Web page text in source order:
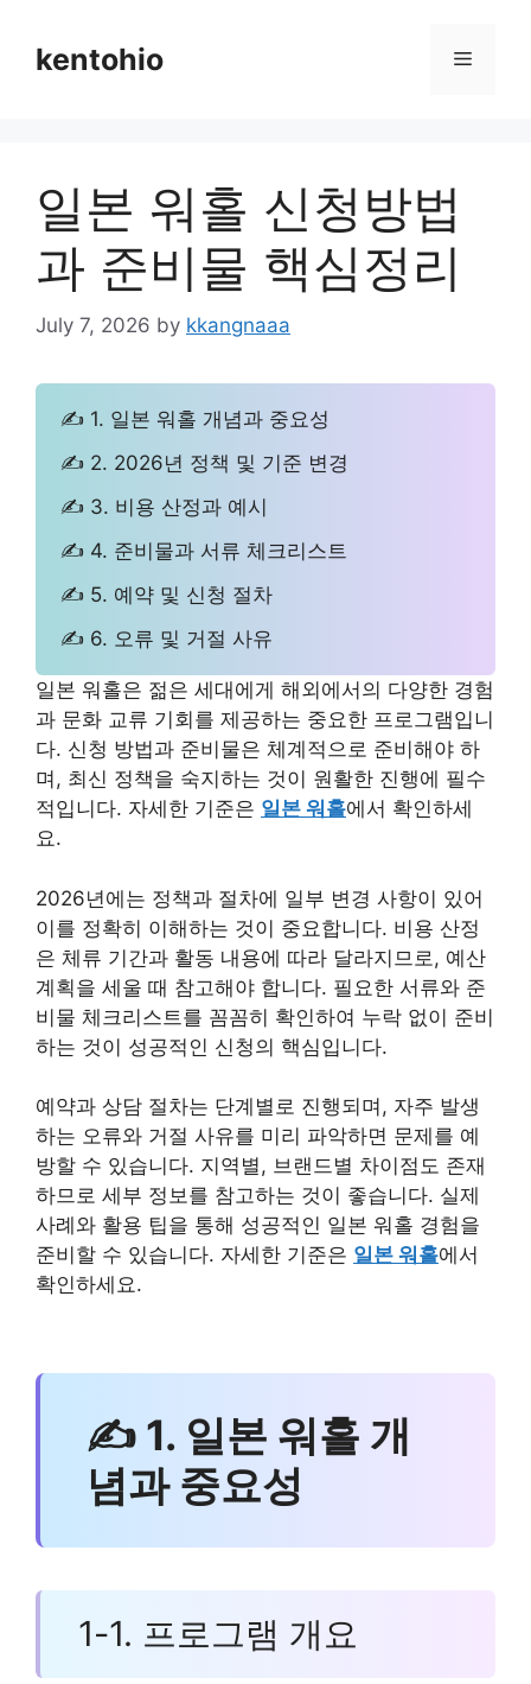
contentkentohio Menu
일본 워홀 신청방법
과 준비물 핵심정리
July 7, 2026 by kkangnaaa
✍ 1. 일본 워홀 개념과 중요성
✍ 2. 2026년 정책 및 기준 변경
✍ 3. 비용 산정과 예시
✍ 4. 준비물과 서류 체크리스트
✍ 5. 예약 및 신청 절차
✍ 6. 오류 및 거절 사유
일본 워홀은 젊은 세대에게 해외에서의 다양한 경험
과 문화 교류 기회를 제공하는 중요한 프로그램입니
다. 신청 방법과 준비물은 체계적으로 준비해야 하
며, 최신 정책을 숙지하는 것이 원활한 진행에 필수
적입니다. 자세한 기준은 일본 워홀에서 확인하세
요.
2026년에는 정책과 절차에 일부 변경 사항이 있어
이를 정확히 이해하는 것이 중요합니다. 비용 산정
은 체류 기간과 활동 내용에 따라 달라지므로, 예산
계획을 세울 때 참고해야 합니다. 필요한 서류와 준
비물 체크리스트를 꼼꼼히 확인하여 누락 없이 준비
하는 것이 성공적인 신청의 핵심입니다.
예약과 상담 절차는 단계별로 진행되며, 자주 발생
하는 오류와 거절 사유를 미리 파악하면 문제를 예
방할 수 있습니다. 지역별, 브랜드별 차이점도 존재
하므로 세부 정보를 참고하는 것이 좋습니다. 실제
사례와 활용 팁을 통해 성공적인 일본 워홀 경험을
준비할 수 있습니다. 자세한 기준은 일본 워홀에서
확인하세요.
✍ 1. 일본 워홀 개
념과 중요성
1-1. 프로그램 개요